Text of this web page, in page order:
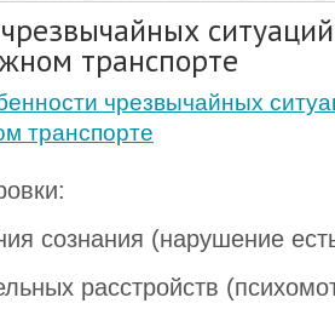
транспорте
чрезвычайных
транспорте
сознания (нарушение
расстройств